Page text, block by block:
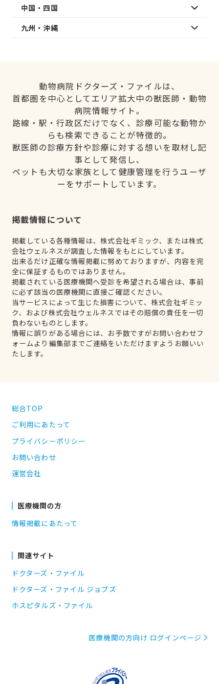
中国・四国
九州・沖縄
動物病院ドクターズ・ファイルは、
首都圏を中心としてエリア拡大中の獣医師・動物
病院情報サイト。
路線・駅・行政区だけでなく、診療可能な動物か
らも検索できることが特徴的。
獣医師の診療方針や診療に対する想いを取材し記
事として発信し、
ペットも大切な家族として健康管理を行うユーザ
ーをサポートしています。
掲載情報について
掲載している各種情報は、株式会社ギミック、または株式
会社ウェルネスが調査した情報をもとにしています。
出来るだけ正確な情報掲載に努めておりますが、内容を完
全に保証するものではありません。
掲載されている医療機関へ受診を希望される場合は、事前
に必ず該当の医療機関に直接ご確認ください。
当サービスによって生じた損害について、株式会社ギミッ
ク、および株式会社ウェルネスではその賠償の責任を一切
負わないものとします。
情報に誤りがある場合には、お手数ですがお問い合わせフ
ォームより編集部までご連絡をいただけますようお願いい
たします。
総合TOP
ご利用にあたって
プライバシーポリシー
お問い合わせ
運営会社
医療機関の方
情報掲載にあたって
関連サイト
ドクターズ・ファイル
ドクターズ・ファイル ジョブズ
ホスピタルズ・ファイル
医療機関の方向け ログインページ